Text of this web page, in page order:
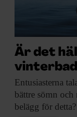
Är det
Entusiasterna
bättre sömn och
belägg för detta?